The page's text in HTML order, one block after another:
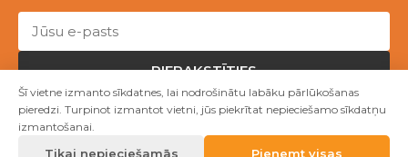
PIERAKSTĪTIES
Copyright © NVO "Patvērums "Drošā māja"" 2023
Šī vietne izmanto sīkdatnes, lai nodrošinātu labāku pārlūkošanas
pieredzi. Turpinot izmantot vietni, jūs piekrītat nepieciešamo sīkdatņu
izmantošanai.
Tikai nepieciešamās Pieņemt visas